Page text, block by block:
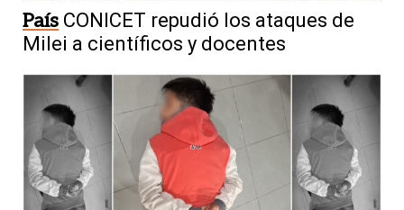
País CONICET repudió los ataques de
Milei a científicos y docentes